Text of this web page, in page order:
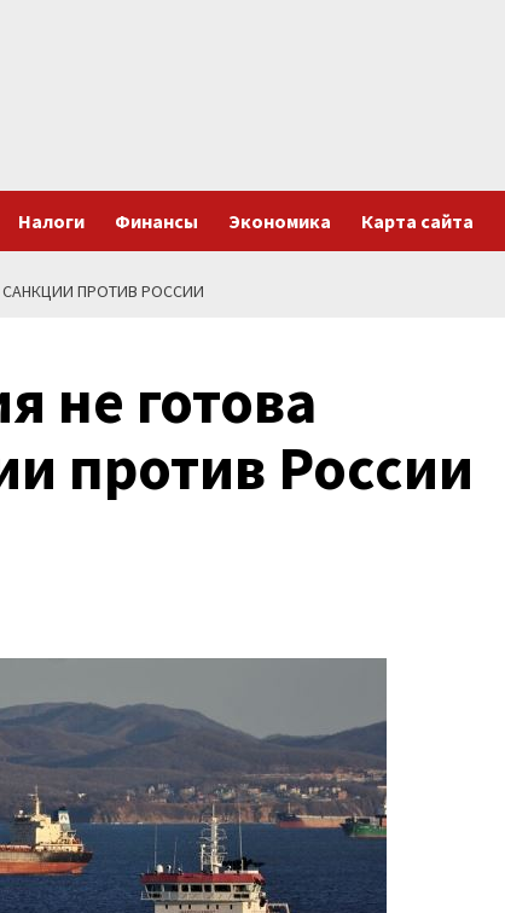
Налоги Финансы Экономика Карта сайта
САНКЦИИ ПРОТИВ РОССИИ
не готова
против России